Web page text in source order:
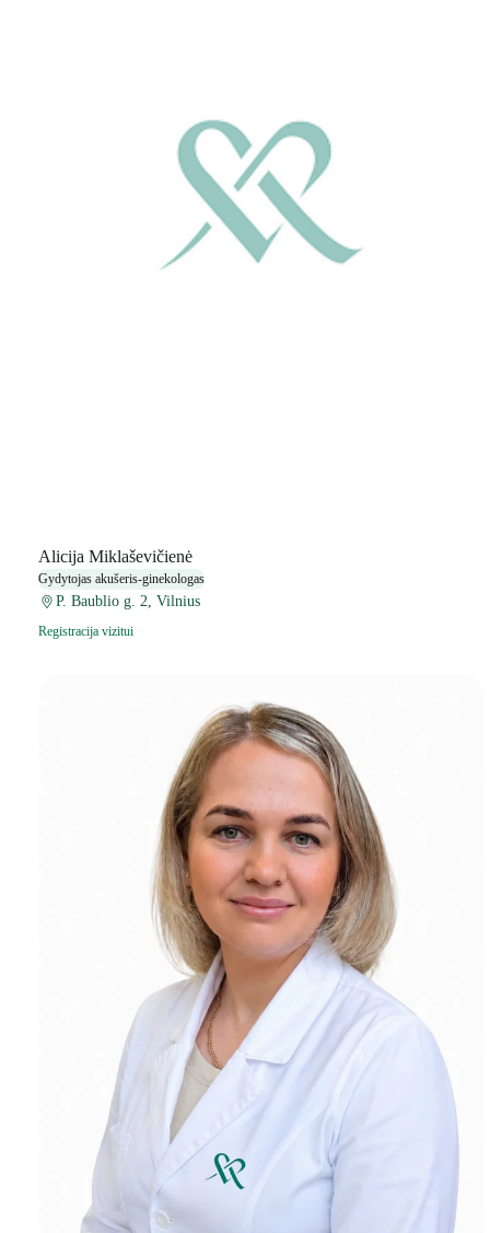
Alicija Miklaševičienė
Gydytojas akušeris-ginekologas
P. Baublio g. 2, Vilnius
Registracija vizitui